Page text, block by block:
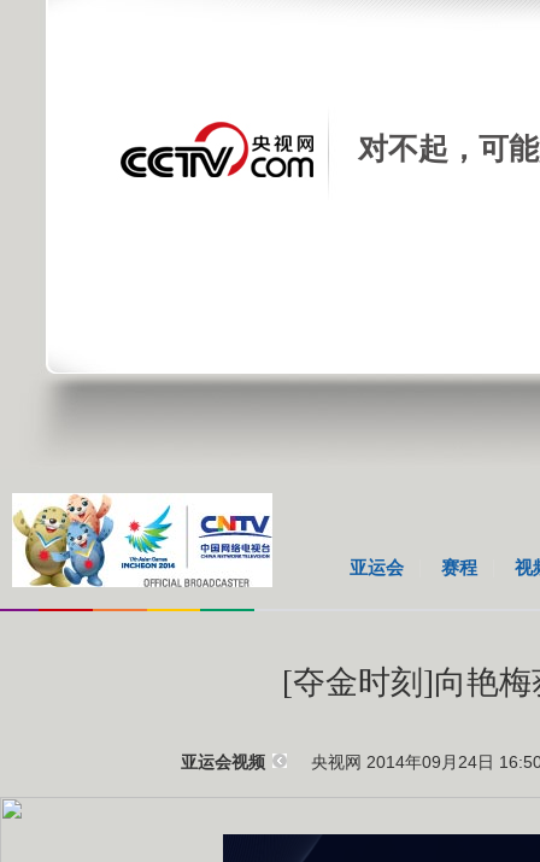
对不起，可
亚运会 赛程 视
[夺金时刻]向艳
亚运会视频 央视网 2014年09月24日